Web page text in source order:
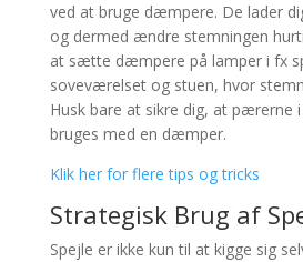
ved at bruge dæmpere. De lader
og dermed ændre stemningen
at sætte dæmpere på lamper i fx
soveværelset og stuen, hvor
Husk bare at sikre dig, at pærerne
bruges med en dæmper.
Klik her for flere tips og tricks
Strategisk Brug af
Spejle er ikke kun til at kigge sig